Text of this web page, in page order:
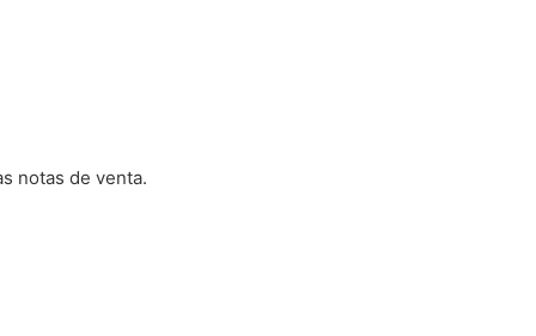
notas de venta.